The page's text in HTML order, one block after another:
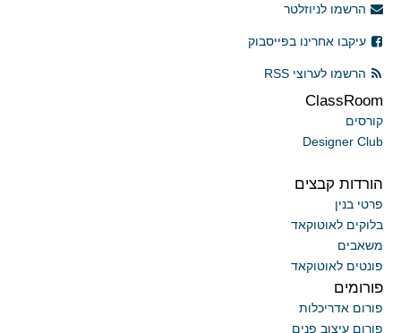
הרשמו לניוזלטר
עיקבו אחרינו בפייסבוק
הרשמו לערוצי RSS
ClassRoom
קורסים
Designer Club
הורדות קבצים
פרטי בנין
בלוקים לאוטוקאד
משאבים
פונטים לאוטוקאד
פורומים
פורום אדריכלות
פורום עיצוב פנים